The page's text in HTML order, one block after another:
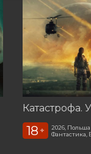
18 +
2026, Польша
Фантастика,